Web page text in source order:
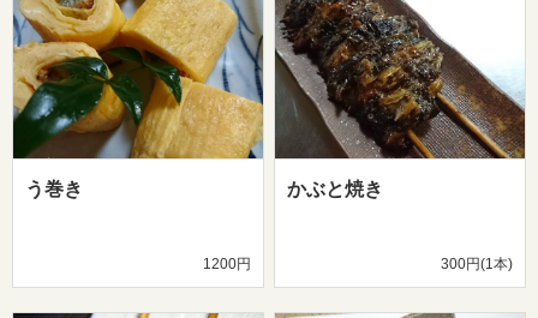
う巻き
1200円
かぶと焼き
300円(1本)